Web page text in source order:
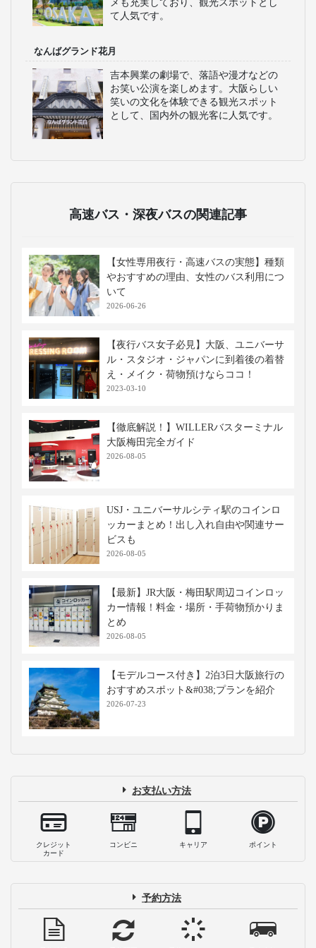
メも充実しており、観光スポットとし
て人気です。
なんばグランド花月
吉本興業の劇場で、落語や漫才などの
お笑い公演を楽しめます。大阪らしい
笑いの文化を体験できる観光スポット
として、国内外の観光客に人気です。
高速バス・深夜バスの関連記事
【女性専用夜行・高速バスの実態】種類
やおすすめの理由、女性のバス利用につ
いて
2026-06-26
【夜行バス女子必見】大阪、ユニバーサ
ル・スタジオ・ジャパンに到着後の着替
え・メイク・荷物預けならココ！
2023-03-10
【徹底解説！】WILLERバスターミナル
大阪梅田完全ガイド
2026-08-05
USJ・ユニバーサルシティ駅のコインロ
ッカーまとめ！出し入れ自由や関連サー
ビスも
2026-08-05
【最新】JR大阪・梅田駅周辺コインロッ
カー情報！料金・場所・手荷物預かりま
とめ
2026-08-05
【モデルコース付き】2泊3日大阪旅行の
おすすめスポット&#038;プランを紹介
2026-07-23
お支払い方法
クレジット
カード
コンビニ キャリア ポイント
予約方法